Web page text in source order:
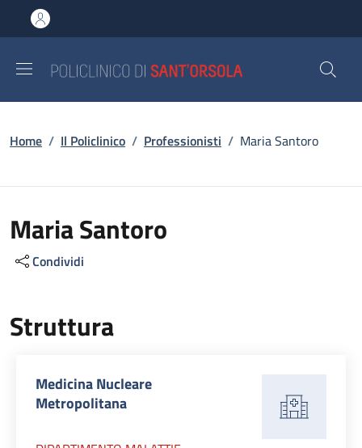
al contenuto principale
to footer content
Briciole di pane
Home / Il Policlinico / Professionisti / Maria Santoro
Maria Santoro
Condividi
Struttura
Medicina Nucleare
Metropolitana